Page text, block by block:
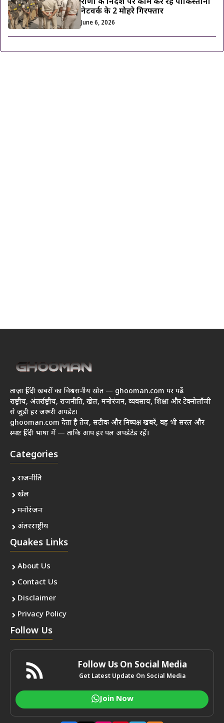
राणा के निर्देश पर काम कर रहे पाकिस्तानी
नेटवर्क के 2 मोहरे गिरफ्तार
June 6, 2026
ताज़ा हिंदी खबरों का विश्वसनीय स्रोत — ghooman.com पर पढ़ें
राष्ट्रीय, अंतर्राष्ट्रीय, राजनीति, खेल, मनोरंजन, व्यवसाय, शिक्षा और टेक्नोलॉजी
से जुड़ी हर जरूरी अपडेट।
ghooman.com देता है तेज़, सटीक और निष्पक्ष खबरें, वह भी सरल और
स्पष्ट हिंदी भाषा में — ताकि आप हर पल अपडेटेड रहें।
Categories
राजनीति
खेल
मनोरंजन
अंतरराष्ट्रीय
Quakes Links
About Us
Contact Us
Disclaimer
Privacy Policy
Follow Us
Follow Us On Social Media
Get Latest Update On Social Media
Join Now